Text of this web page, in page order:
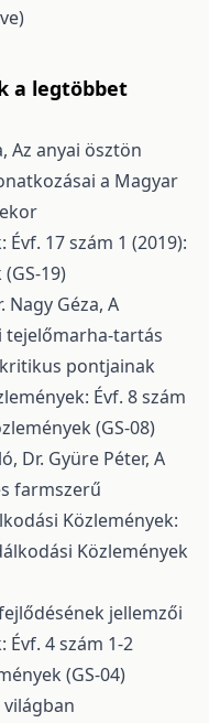
a legtöbbet
Az anyai ösztön
a Magyar
17 szám 1 (2019):
19)
Nagy Géza, A
tejelőmarha-tartás
pontjainak
Évf. 8 szám
(GS-08)
Dr. Gyüre Péter, A
farmszerű
Közlemények:
Közlemények
jellemzői
Évf. 4 szám 1-2
(GS-04)
világban